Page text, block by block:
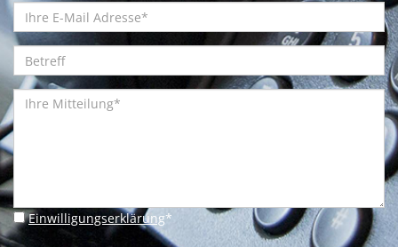
Einwilligungserklärung*